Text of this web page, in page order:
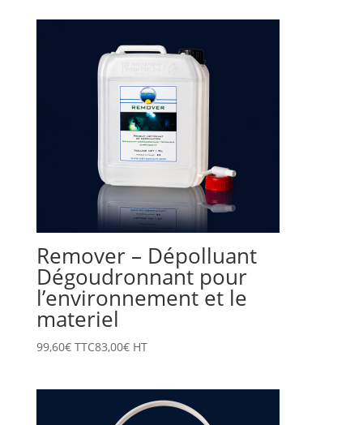
Remover – Dépolluant
Dégoudronnant pour
l’environnement et le
materiel
99,60€TTC83,00€HT